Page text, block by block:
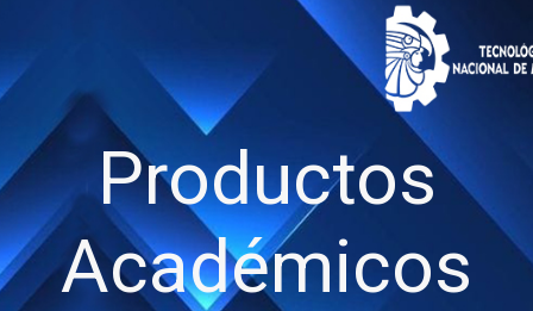
Productos
Académicos